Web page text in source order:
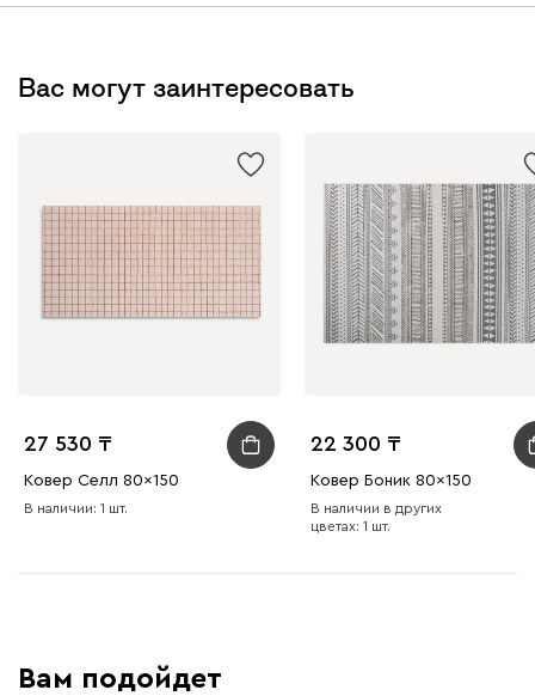
Вас могут заинтересовать
27 530
Ковер Селл 80x150
В наличии: 1 шт.
22 300
Ковер Боник 80x150
В наличии в других
цветах: 1 шт.
Вам подойдет